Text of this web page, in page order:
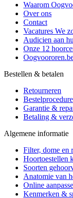
Waarom
Over ons
Contact
Vacatures We
Audicien aan
Onze 12
Bestellen & betalen
Retourneren
Bestelprocedure
Garantie &
Betaling &
Algemene informatie
Filter, dome en
Hoortoestellen
Soorten
Anatomie van
Online
Kenmerken &